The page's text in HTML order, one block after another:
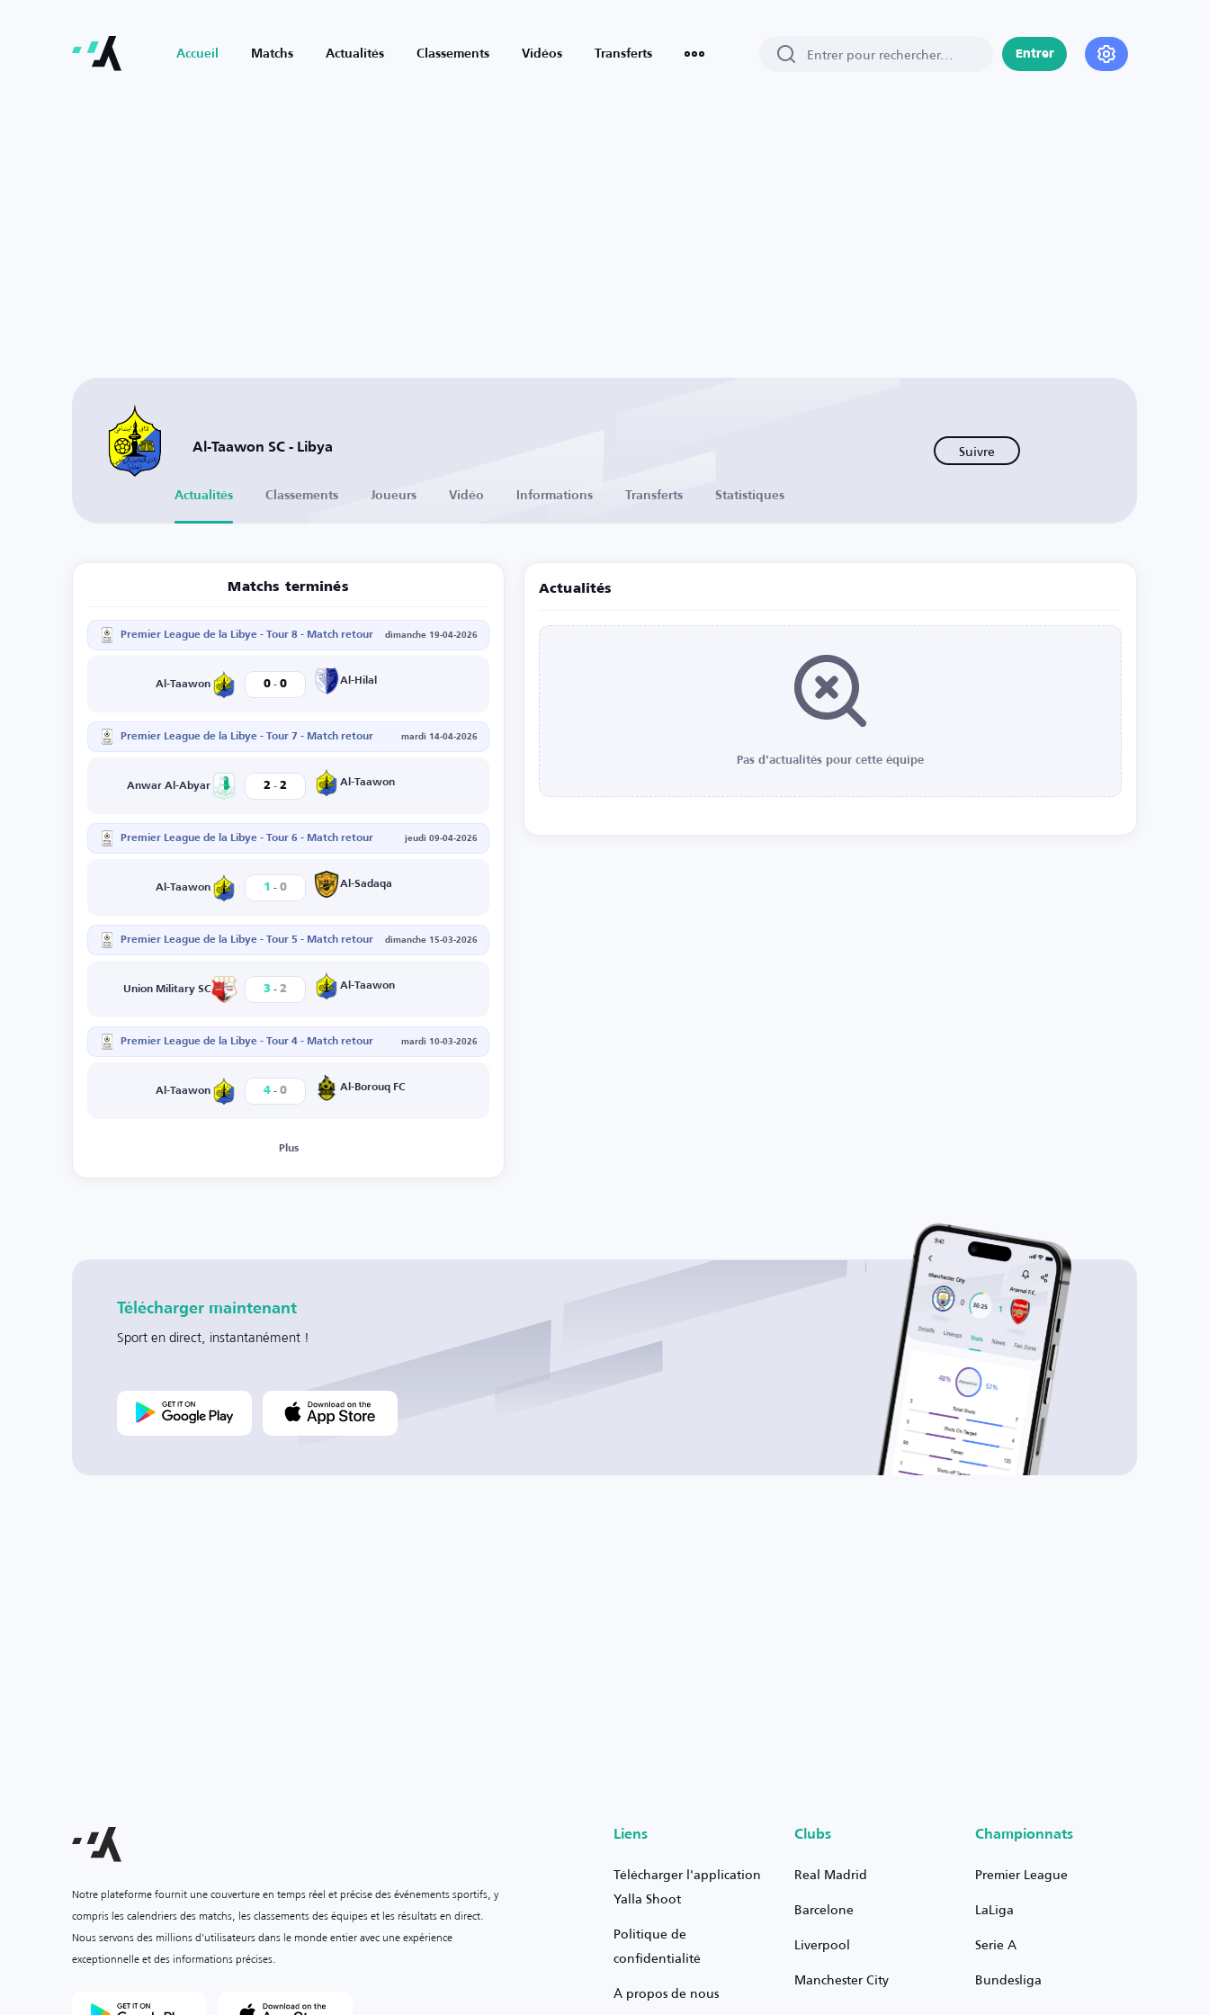
Accueil Matchs Actualités Classements Vidéos Transferts Entrer
Al-Taawon SC - Libya Suivre
Actualités Classements Joueurs Vidéo Informations Transferts Statistiques
Matchs terminés
Premier League de la Libye - Tour 8 - Match retour dimanche 19-04-2026
Al-Taawon 0 - 0 Al-Hilal
Premier League de la Libye - Tour 7 - Match retour mardi 14-04-2026
Anwar Al-Abyar 2 - 2 Al-Taawon
Premier League de la Libye - Tour 6 - Match retour jeudi 09-04-2026
Al-Taawon 1 - 0 Al-Sadaqa
Premier League de la Libye - Tour 5 - Match retour dimanche 15-03-2026
Union Military SC 3 - 2 Al-Taawon
Premier League de la Libye - Tour 4 - Match retour mardi 10-03-2026
Al-Taawon 4 - 0 Al-Borouq FC
Plus
Actualités
Pas d'actualités pour cette équipe
Télécharger maintenant
Sport en direct, instantanément !
Notre plateforme fournit une couverture en temps réel et précise des événements sportifs, y
compris les calendriers des matchs, les classements des équipes et les résultats en direct.
Nous servons des millions d'utilisateurs dans le monde entier avec une expérience
exceptionnelle et des informations précises.
Liens
Télécharger l'application
Yalla Shoot
Politique de
confidentialité
À propos de nous
Clubs
Real Madrid
Barcelone
Liverpool
Manchester City
Championnats
Premier League
LaLiga
Serie A
Bundesliga